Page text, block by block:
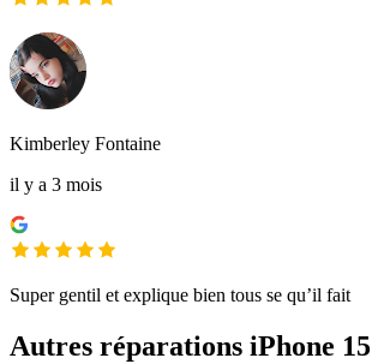
Kimberley Fontaine
il y a 3 mois
Super gentil et explique bien tous se qu’il fait
Autres réparations iPhone 15